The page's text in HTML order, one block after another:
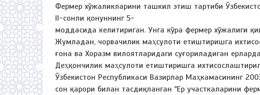
Фермер хўжаликларини ташкил этиш тартиби
II-сонли қонуннинг 5-
моддасида келитириган. Унга кўра фермер хўжалиги
Жумладан, чорвачилик маҳсулоти етиштиришга
ғона ва Хоразм вилоятларидаги суғориладиган
Деҳқончилик маҳсулоти етиштиришга
Ўзбекистон Республикаси Вазирлар Маҳкамасининг
сон қарори билан тасдиқланган "Ер участкаларини